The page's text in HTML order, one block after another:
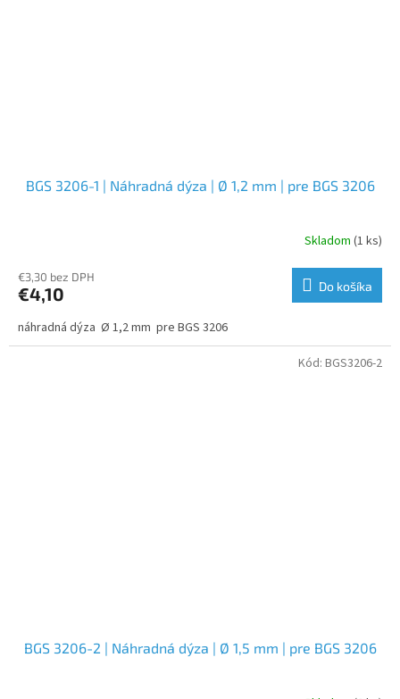
BGS 3206-1 | Náhradná dýza | Ø 1,2 mm | pre BGS 3206
Skladom (1 ks)
€3,30 bez DPH
€4,10 Do košíka
náhradná dýza Ø 1,2 mm pre BGS 3206
BGS 3206-2 | Náhradná dýza | Ø 1,5 mm | pre BGS 3206
Kód: BGS3206-2